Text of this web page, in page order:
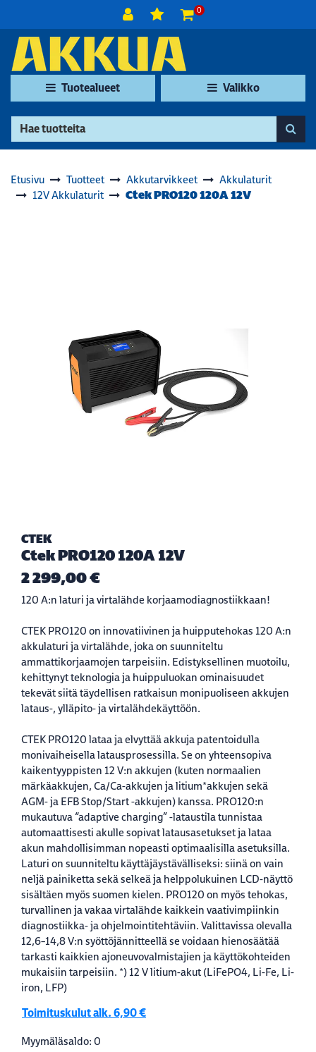
0
Tuotealueet Valikko
Etusivu Tuotteet Akkutarvikkeet
Akkulaturit
12V Akkulaturit
Ctek PRO120 120A 12V
CTEK
Ctek PRO120 120A 12V
2 299,00 €
120 A:n laturi ja virtalähde korjaamodiagnostiikkaan!
CTEK PRO120 on innovatiivinen ja huipputehokas 120 A:n
akkulaturi ja virtalähde, joka on suunniteltu
ammattikorjaamojen tarpeisiin. Edistyksellinen muotoilu,
kehittynyt teknologia ja huippuluokan ominaisuudet
tekevät siitä täydellisen ratkaisun monipuoliseen akkujen
lataus-, ylläpito- ja virtalähdekäyttöön.
CTEK PRO120 lataa ja elvyttää akkuja patentoidulla
monivaiheisella latausprosessilla. Se on yhteensopiva
kaikentyyppisten 12 V:n akkujen (kuten normaalien
märkäakkujen, Ca/Ca-akkujen ja litium*akkujen sekä
AGM- ja EFB Stop/Start -akkujen) kanssa. PRO120:n
mukautuva “adaptive charging” -lataustila tunnistaa
automaattisesti akulle sopivat latausasetukset ja lataa
akun mahdollisimman nopeasti optimaalisilla asetuksilla.
Laturi on suunniteltu käyttäjäystävälliseksi: siinä on vain
neljä painiketta sekä selkeä ja helppolukuinen LCD-näyttö
sisältäen myös suomen kielen. PRO120 on myös tehokas,
turvallinen ja vakaa virtalähde kaikkein vaativimpiinkin
diagnostiikka- ja ohjelmointitehtäviin. Valittavissa olevalla
12,6–14,8 V:n syöttöjännitteellä se voidaan hienosäätää
tarkasti kaikkien ajoneuvovalmistajien ja käyttökohteiden
mukaisiin tarpeisiin. *) 12 V litium-akut (LiFePO4, Li-Fe, Li-
iron, LFP)
Toimituskulut alk. 6,90 €
Myymäläsaldo: 0